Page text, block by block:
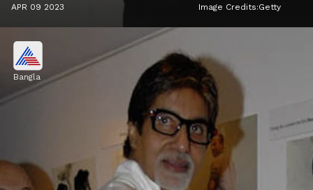
APR 09 2023
Image Credits:Getty
Bangla